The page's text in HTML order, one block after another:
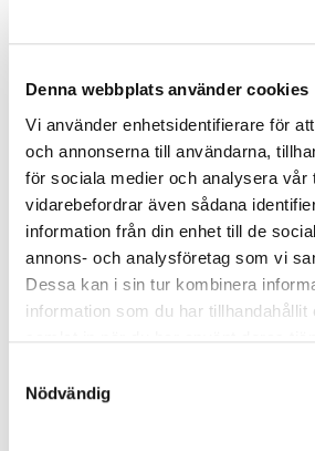
Denna webbplats använder cookies
Vi använder enhetsidentifierare för
och annonserna till användarna,
för sociala medier och analysera vår
vidarebefordrar även sådana
information från din enhet till de
annons- och analysföretag som vi
Dessa kan i sin tur kombinera
information som du har tillhandahållit
Nödvändig